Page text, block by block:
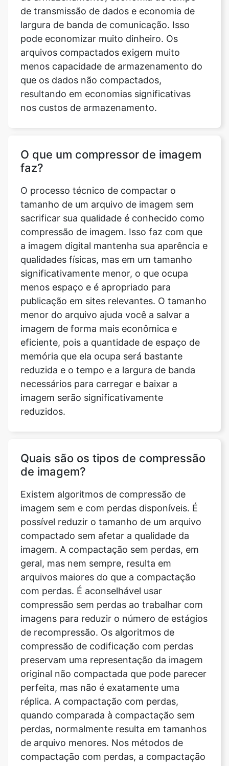
arquivos compactados exigem muito
menos capacidade de armazenamento do
que os dados não compactados,
resultando em economias significativas
nos custos de armazenamento.
O que um compressor de imagem
O processo técnico de compactar o
tamanho de um arquivo de imagem sem
compressão de imagem. Isso faz com que
a imagem digital mantenha sua aparência e
qualidades físicas, mas em um tamanho
significativamente menor, o que ocupa
menos espaço e é apropriado para
publicação em sites relevantes. O tamanho
menor do arquivo ajuda você a salvar a
imagem de forma mais econômica e
eficiente, pois a quantidade de espaço de
memória que ela ocupa será bastante
reduzida e o tempo e a largura de banda
necessários para carregar e baixar a
imagem serão significativamente
reduzidos.
Quais são os tipos de compressão
Existem algoritmos de compressão de
imagem sem e com perdas disponíveis. É
possível reduzir o tamanho de um arquivo
compactado sem afetar a qualidade da
imagem. A compactação sem perdas, em
geral, mas nem sempre, resulta em
arquivos maiores do que a compactação
com perdas. É aconselhável usar
compressão sem perdas ao trabalhar com
imagens para reduzir o número de estágios
de recompressão. Os algoritmos de
compressão de codificação com perdas
preservam uma representação da imagem
original não compactada que pode parecer
perfeita, mas não é exatamente uma
réplica. A compactação com perdas,
quando comparada à compactação sem
perdas, normalmente resulta em tamanhos
de arquivo menores. Nos métodos de
compactação com perdas, a compactação
variável, que compromete a qualidade da
imagem para o tamanho do arquivo, é
predominante.